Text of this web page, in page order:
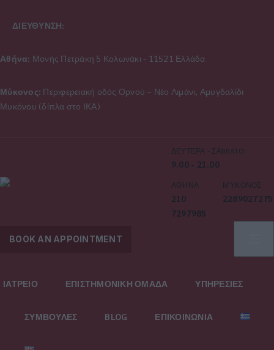
ΔΙΕΥΘΥΝΣΗ:
Αθήνα: Μονής Πετράκη 5 Κολωνάκι - 11521 Ελλάδα
Μύκονος: Περιφερειακή οδός Ορνού – Νέο Λιμάνι, Αμυγδαλίδι
Μυκόνου (δίπλα στο ΙΚΑ)
ΔΕΥΤΕΡΑ - ΣΑBBATO:
9.00 - 21.00
ΑΘΉΝΑ
210
7297985
ΜΎΚΟΝΟΣ
2289027275
BOOK AN APPOINTMENT
ΙΑΤΡΕΙΟ ΕΠΙΣΤΗΜΟΝΙΚΗ ΟΜΑΔΑ ΥΠΗΡΕΣΙΕΣ
ΣΥΜΒΟΥΛΕΣ BLOG ΕΠΙΚΟΙΝΩΝΙΑ